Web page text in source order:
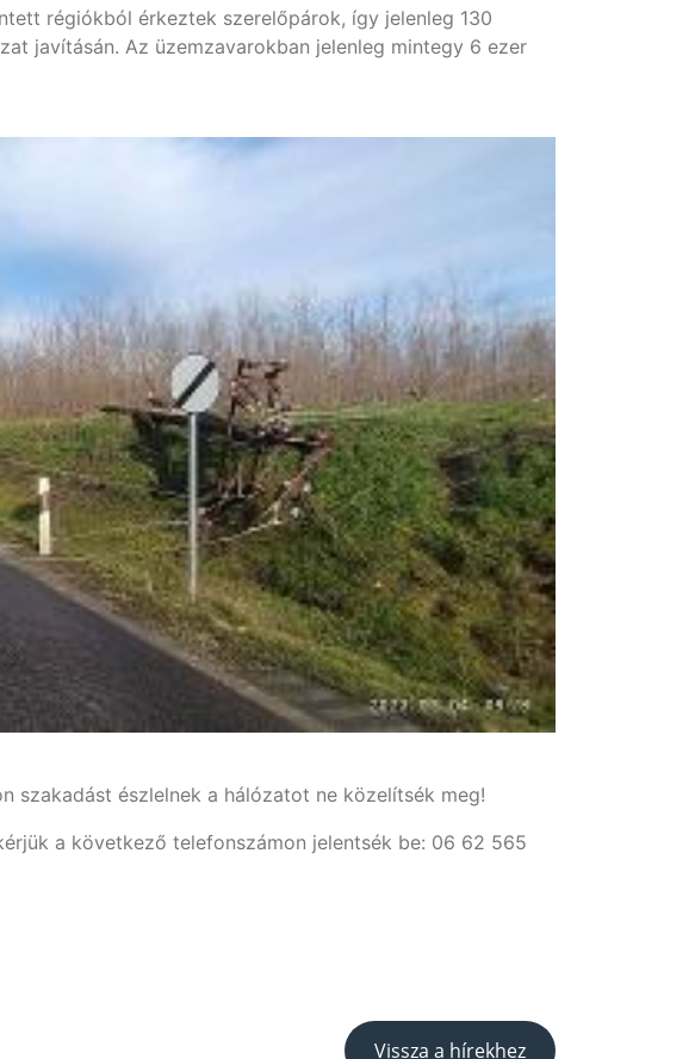
régiókból érkeztek szerelőpárok, így jelenleg 130
javításán. Az üzemzavarokban jelenleg mintegy 6 ezer
szakadást észlelnek a hálózatot ne közelítsék meg!
a következő telefonszámon jelentsék be: 06 62 565
Vissza a hírekhez